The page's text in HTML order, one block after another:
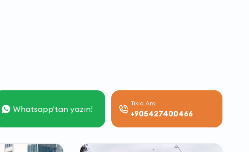
Whatsapp'tan yazın!
Tıkla Ara
+905427400466